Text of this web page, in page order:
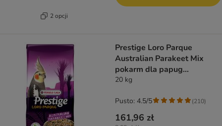
2 opcji
Prestige Loro Parque
Australian Parakeet Mix
pokarm dla papug
australijskich
20 kg
161,96 zł
Pusto: 4.5/5 (210)